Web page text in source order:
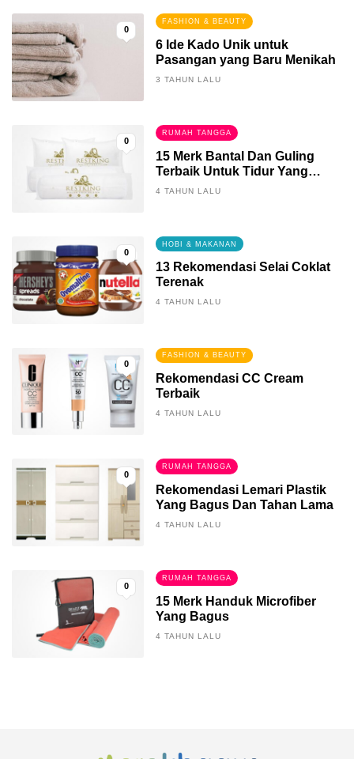
0
FASHION & BEAUTY
6 Ide Kado Unik untuk
Pasangan yang Baru Menikah
3 TAHUN LALU
0
RUMAH TANGGA
15 Merk Bantal Dan Guling
Terbaik Untuk Tidur Yang
Berkualitas
4 TAHUN LALU
0
HOBI & MAKANAN
13 Rekomendasi Selai Coklat
Terenak
4 TAHUN LALU
0
FASHION & BEAUTY
Rekomendasi CC Cream
Terbaik
4 TAHUN LALU
0
RUMAH TANGGA
Rekomendasi Lemari Plastik
Yang Bagus Dan Tahan Lama
4 TAHUN LALU
0
RUMAH TANGGA
15 Merk Handuk Microfiber
Yang Bagus
4 TAHUN LALU